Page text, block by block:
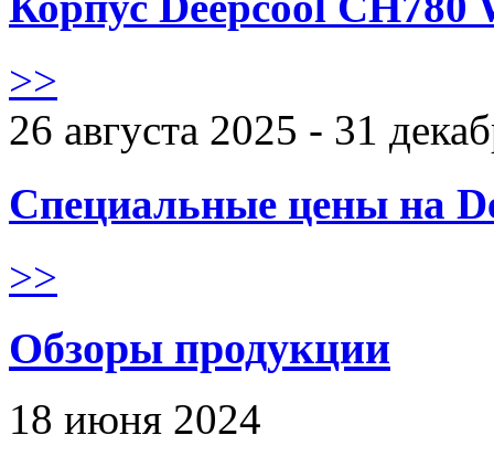
>>
26 августа 2025 - 31
Специальные цены на
>>
Обзоры продукции
18 июня 2024